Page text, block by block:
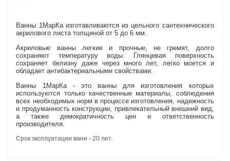
Ванны 1МарКа изготавливаются из цельного сантехнического
акрилового листа толщиной от 5 до 6 мм.
Акриловые ванны легкие и прочные, не гремят, долго
сохраняют температуру воды. Глянцевая поверхность
сохраняет белизну даже через много лет, легко моется и
обладает антибактериальными свойствами.
Ванны 1МарКа - это ванны для изготовления которых
используются только качественные материалы, соблюдения
всех необходимых норм в процессе изготовления, надежность
и продуманность конструкции, привлекательный внешний вид,
а также демократичность цен и ответственность
производителя.
Срок эксплуатации ванн - 20 лет.